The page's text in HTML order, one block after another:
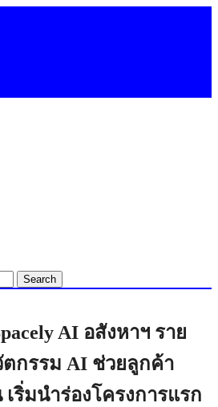
Search
AI อสังหาฯ ราย
กรรม AI ช่วยลูกค้า
ริ่มนำร่องโครงการแรก